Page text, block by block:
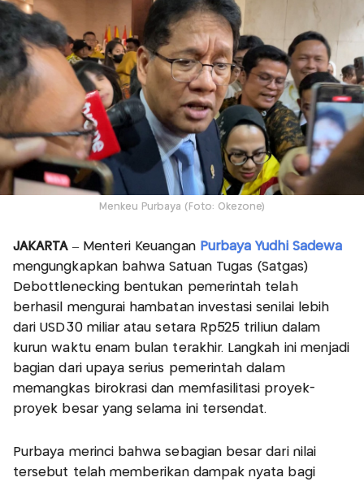
Menkeu Purbaya (Foto: Okezone)
JAKARTA– Menteri Keuangan Purbaya Yudhi Sadewa
mengungkapkan bahwa Satuan Tugas (Satgas)
Debottlenecking bentukan pemerintah telah
berhasil mengurai hambatan investasi senilai lebih
dari USD30 miliar atau setara Rp525 triliun dalam
kurun waktu enam bulan terakhir. Langkah ini menjadi
bagian dari upaya serius pemerintah dalam
memangkas birokrasi dan memfasilitasi proyek-
proyek besar yang selama ini tersendat.
Purbaya merinci bahwa sebagian besar dari nilai
tersebut telah memberikan dampak nyata bagi